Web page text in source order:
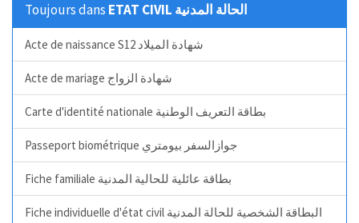
Toujours dans ETAT CIVIL الحالة المدنية
Acte de naissance S12 شهادة الميلاد
Acte de mariage شهادة الزواج
Carte d'identité nationale بطاقة التعريف الوطنية
Passeport biométrique جوازالسفر بيومتري
Fiche familiale بطاقة عائلية للحالية المدنية
Fiche individuelle d'état civil البطاقة الشخصية للحالة المدنية